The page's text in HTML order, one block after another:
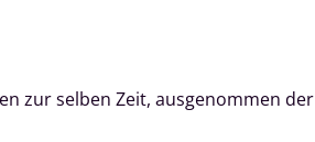
zur selben Zeit, ausgenommen der